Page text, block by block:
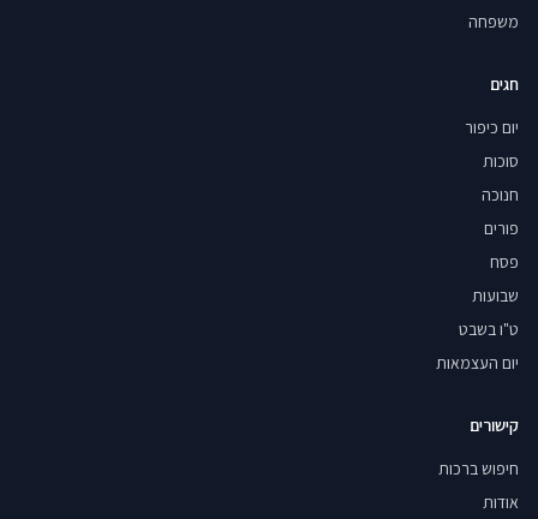
משפחה
חגים
יום כיפור
סוכות
חנוכה
פורים
פסח
שבועות
ט"ו בשבט
יום העצמאות
קישורים
חיפוש ברכות
אודות